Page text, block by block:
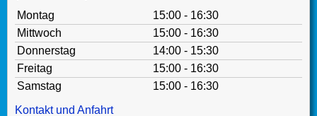
Montag
15:00 - 16:30
Mittwoch
15:00 - 16:30
Donnerstag
14:00 - 15:30
Freitag
15:00 - 16:30
Samstag
15:00 - 16:30
Kontakt und Anfahrt